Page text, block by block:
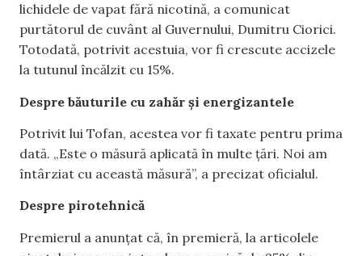
lichidele de vapat fără nicotină, a comunicat
purtătorul de cuvânt al Guvernului, Dumitru Ciorici.
Totodată, potrivit acestuia, vor fi crescute accizele
la tutunul încălzit cu 15%.
Despre băuturile cu zahăr și energizantele
Potrivit lui Tofan, acestea vor fi taxate pentru prima
dată. „Este o măsură aplicată în multe țări. Noi am
întârziat cu această măsură”, a precizat oficialul.
Despre pirotehnică
Premierul a anunțat că, în premieră, la articolele